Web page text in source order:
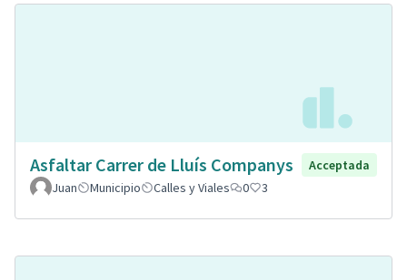
Asfaltar Carrer de Lluís Companys
Acceptada
Juan
Municipio Calles y Viales 0 3